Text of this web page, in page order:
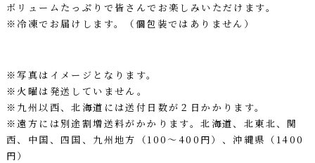
ボリュームたっぷりで皆さんでお楽しみいただけます。
※冷凍でお届けします。（個包装ではありません）
※写真はイメージとなります。
※火曜は発送していません。
※九州以西、北海道には送付日数が２日かかります。
※遠方には別途割増送料がかかります。北海道、北東北、関
西、中国、四国、九州地方（100～400円）、沖縄県（1400
円）